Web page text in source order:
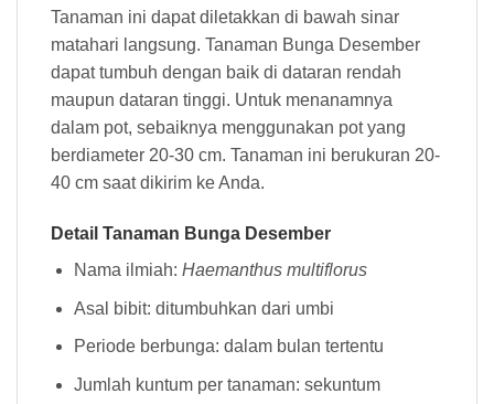
Tanaman ini dapat diletakkan di bawah sinar
matahari langsung. Tanaman Bunga Desember
dapat tumbuh dengan baik di dataran rendah
maupun dataran tinggi. Untuk menanamnya
dalam pot, sebaiknya menggunakan pot yang
berdiameter 20-30 cm. Tanaman ini berukuran 20-
40 cm saat dikirim ke Anda.
Detail Tanaman Bunga Desember
Nama ilmiah: Haemanthus multiflorus
Asal bibit: ditumbuhkan dari umbi
Periode berbunga: dalam bulan tertentu
Jumlah kuntum per tanaman: sekuntum